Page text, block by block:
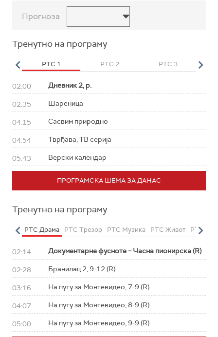
Прогноза
Тренутно на програму
РТС 1 РТС 2 РТС 3
02:00 Дневник 2, р.
02:35 Шареница
04:15 Сасвим природно
04:54 Тврђава, ТВ серија
05:43 Верски календар
ПРОГРАМСКА ШЕМА ЗА ДАНАС
Тренутно на програму
РТС Драма РТС Трезор РТС Музика РТС Живот РТС
02:14 Документарне фусноте – Часна пионирска (R)
02:28 Бранилац 2, 9-12 (R)
03:16 На путу за Монтевидео, 7-9 (R)
04:07 На путу за Монтевидео, 8-9 (R)
05:00 На путу за Монтевидео, 9-9 (R)